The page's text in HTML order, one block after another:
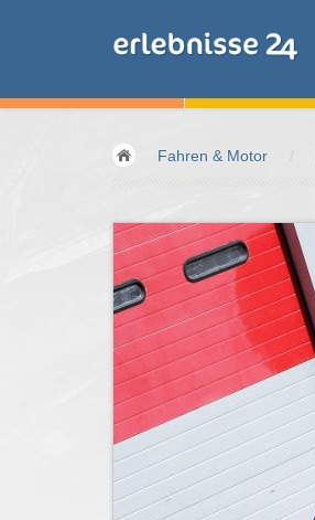
Fahren & Motor /